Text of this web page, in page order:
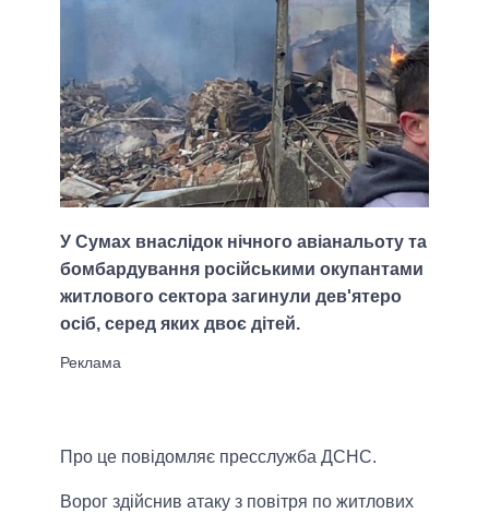
У Сумах внаслідок нічного авіанальоту та
бомбардування російськими окупантами
житлового сектора загинули дев'ятеро
осіб, серед яких двоє дітей.
Про це повідомляє пресслужба ДСНС.
Ворог здійснив атаку з повітря по житлових